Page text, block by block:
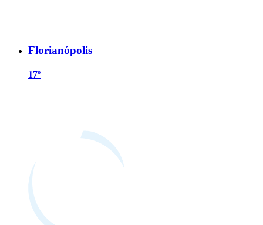
Florianópolis
17º